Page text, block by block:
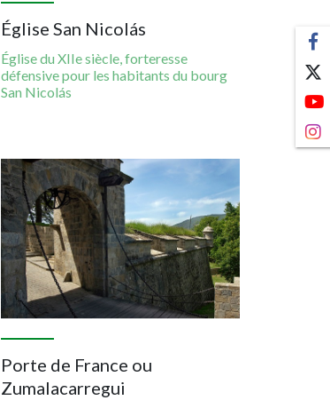
Église San Nicolás
Église du XIIe siècle, forteresse
défensive pour les habitants du bourg
San Nicolás
Imagen
Porte de France ou
Zumalacarregui